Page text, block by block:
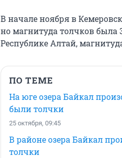
В начале ноября в
но магнитуда толчков была
Республике Алтай,
ПО ТЕМЕ
На юге озера Байкал
были толчки
25 октября, 09:45
В районе озера Байкал
толчки